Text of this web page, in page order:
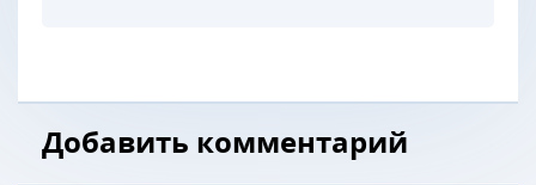
Добавить комментарий